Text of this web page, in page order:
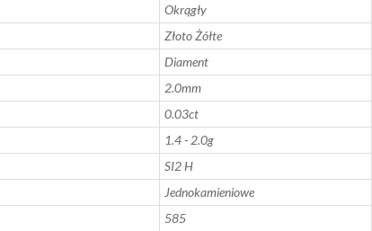
Okrągły
Złoto Żółte
Diament
2.0mm
0.03ct
1.4 - 2.0g
SI2 H
Jednokamieniowe
585